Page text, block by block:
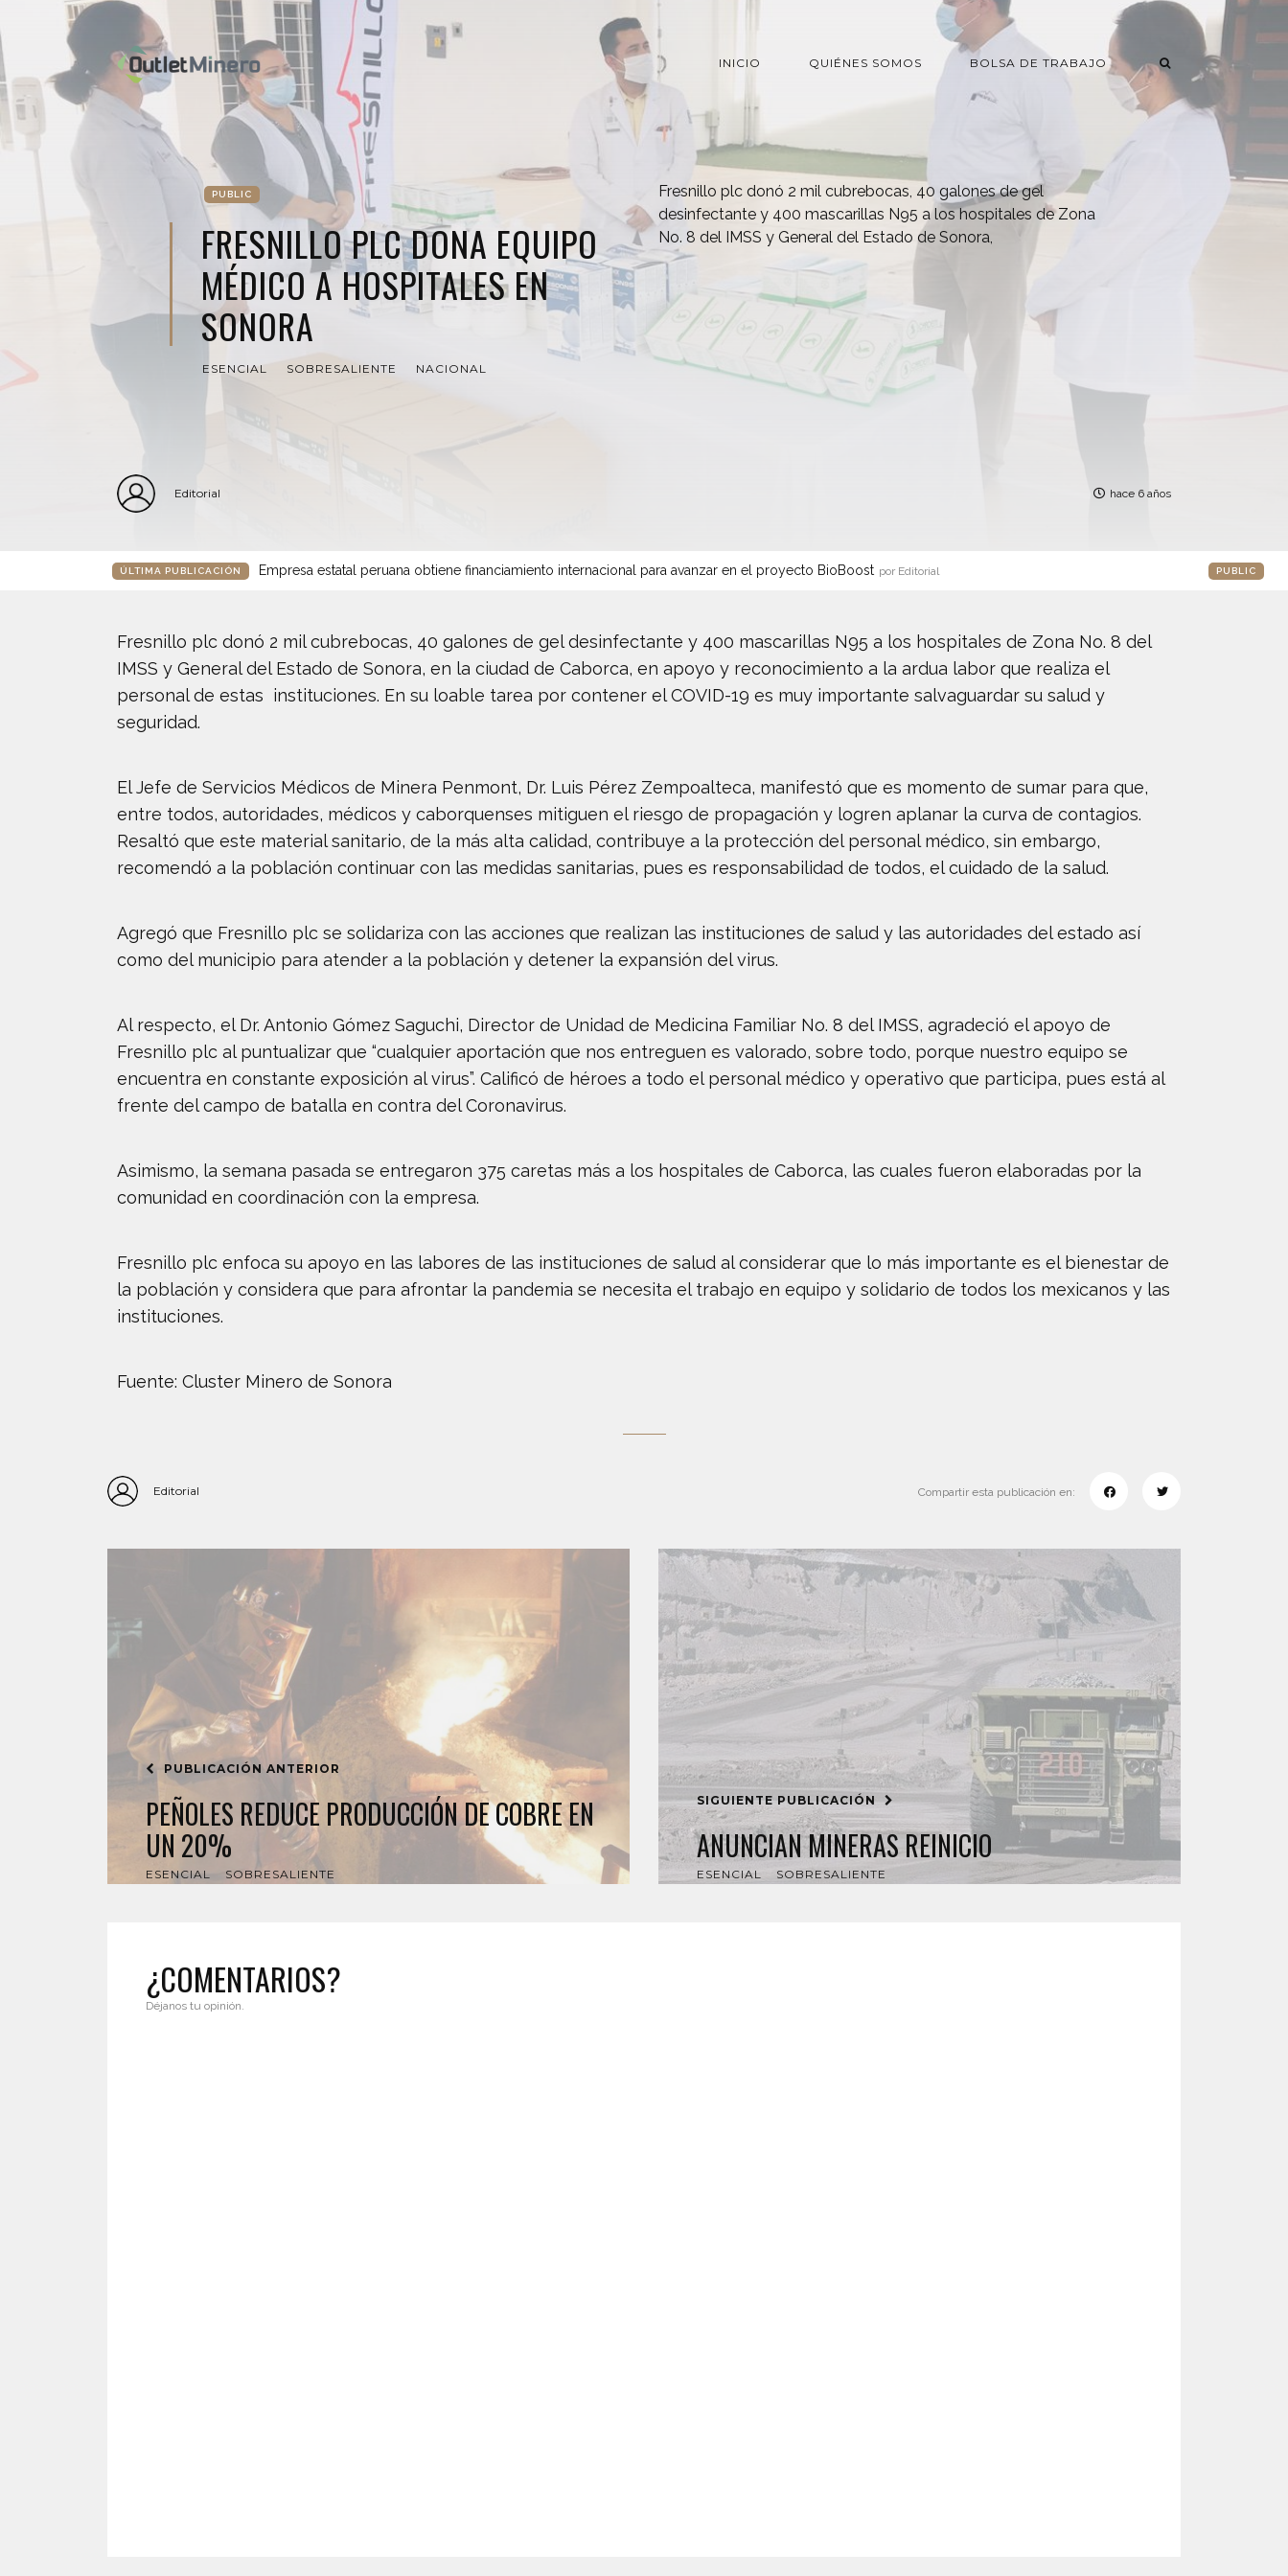
INICIO QUIÉNES SOMOS BOLSA DE TRABAJO
PUBLIC
FRESNILLO PLC DONA EQUIPO
MÉDICO A HOSPITALES EN
SONORA
ESENCIAL SOBRESALIENTE NACIONAL
Fresnillo plc donó 2 mil cubrebocas, 40 galones de gel
desinfectante y 400 mascarillas N95 a los hospitales de Zona
No. 8 del IMSS y General del Estado de Sonora,
Editorial hace 6 años
ÚLTIMA PUBLICACIÓN Empresa estatal peruana obtiene financiamiento internacional para avanzar en el proyecto BioBoost por Editorial PUBLIC
Fresnillo plc donó 2 mil cubrebocas, 40 galones de gel desinfectante y 400 mascarillas N95 a los hospitales de Zona No. 8 del
IMSS y General del Estado de Sonora, en la ciudad de Caborca, en apoyo y reconocimiento a la ardua labor que realiza el
personal de estas instituciones. En su loable tarea por contener el COVID-19 es muy importante salvaguardar su salud y
seguridad.
El Jefe de Servicios Médicos de Minera Penmont, Dr. Luis Pérez Zempoalteca, manifestó que es momento de sumar para que,
entre todos, autoridades, médicos y caborquenses mitiguen el riesgo de propagación y logren aplanar la curva de contagios.
Resaltó que este material sanitario, de la más alta calidad, contribuye a la protección del personal médico, sin embargo,
recomendó a la población continuar con las medidas sanitarias, pues es responsabilidad de todos, el cuidado de la salud.
Agregó que Fresnillo plc se solidariza con las acciones que realizan las instituciones de salud y las autoridades del estado así
como del municipio para atender a la población y detener la expansión del virus.
Al respecto, el Dr. Antonio Gómez Saguchi, Director de Unidad de Medicina Familiar No. 8 del IMSS, agradeció el apoyo de
Fresnillo plc al puntualizar que “cualquier aportación que nos entreguen es valorado, sobre todo, porque nuestro equipo se
encuentra en constante exposición al virus”. Calificó de héroes a todo el personal médico y operativo que participa, pues está al
frente del campo de batalla en contra del Coronavirus.
Asimismo, la semana pasada se entregaron 375 caretas más a los hospitales de Caborca, las cuales fueron elaboradas por la
comunidad en coordinación con la empresa.
Fresnillo plc enfoca su apoyo en las labores de las instituciones de salud al considerar que lo más importante es el bienestar de
la población y considera que para afrontar la pandemia se necesita el trabajo en equipo y solidario de todos los mexicanos y las
instituciones.
Fuente: Cluster Minero de Sonora
Editorial Compartir esta publicación en:
PUBLICACIÓN ANTERIOR
PEÑOLES REDUCE PRODUCCIÓN DE COBRE EN
UN 20%
ESENCIAL SOBRESALIENTE
SIGUIENTE PUBLICACIÓN
ANUNCIAN MINERAS REINICIO
ESENCIAL SOBRESALIENTE
¿COMENTARIOS?
Déjanos tu opinión.